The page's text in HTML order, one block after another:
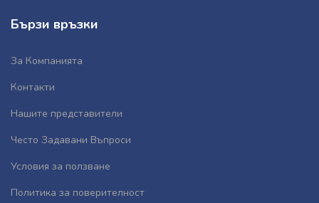
Бързи връзки
За Компанията
Контакти
Нашите представители
Често Задавани Въпроси
Условия за ползване
Политика за поверителност